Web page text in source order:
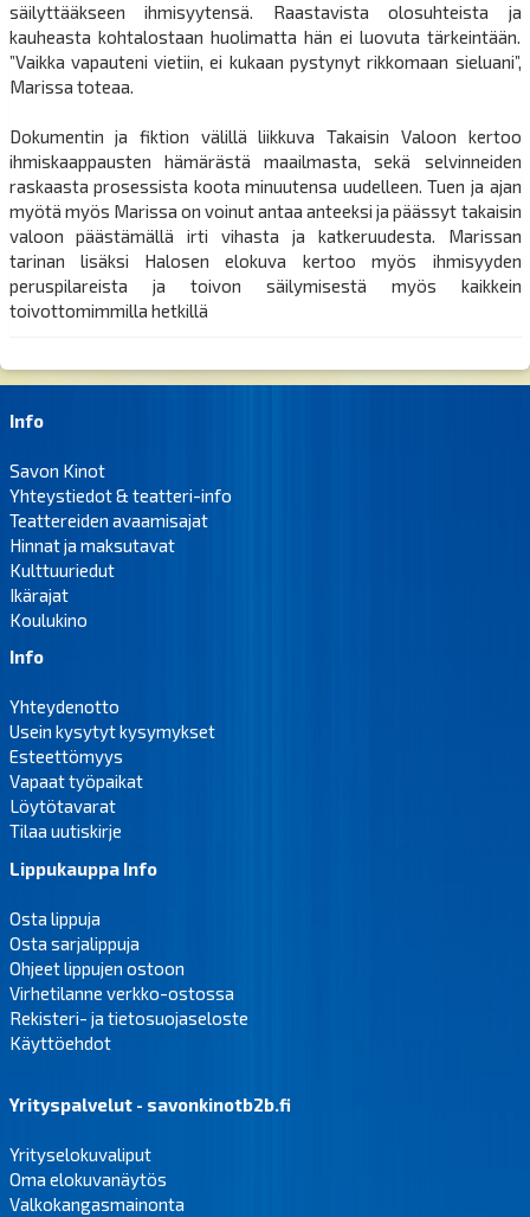
säilyttääkseen ihmisyytensä. Raastavista olosuhteista ja
kauheasta kohtalostaan huolimatta hän ei luovuta tärkeintään.
”Vaikka vapauteni vietiin, ei kukaan pystynyt rikkomaan sieluani”,
Marissa toteaa.
Dokumentin ja fiktion välillä liikkuva Takaisin Valoon kertoo
ihmiskaappausten hämärästä maailmasta, sekä selvinneiden
raskaasta prosessista koota minuutensa uudelleen. Tuen ja ajan
myötä myös Marissa on voinut antaa anteeksi ja päässyt takaisin
valoon päästämällä irti vihasta ja katkeruudesta. Marissan
tarinan lisäksi Halosen elokuva kertoo myös ihmisyyden
peruspilareista ja toivon säilymisestä myös kaikkein
toivottomimmilla hetkillä
Info
Savon Kinot
Yhteystiedot & teatteri-info
Teattereiden avaamisajat
Hinnat ja maksutavat
Kulttuuriedut
Ikärajat
Koulukino
Info
Yhteydenotto
Usein kysytyt kysymykset
Esteettömyys
Vapaat työpaikat
Löytötavarat
Tilaa uutiskirje
Lippukauppa Info
Osta lippuja
Osta sarjalippuja
Ohjeet lippujen ostoon
Virhetilanne verkko-ostossa
Rekisteri- ja tietosuojaseloste
Käyttöehdot
Yrityspalvelut - savonkinotb2b.fi
Yrityselokuvaliput
Oma elokuvanäytös
Valkokangasmainonta